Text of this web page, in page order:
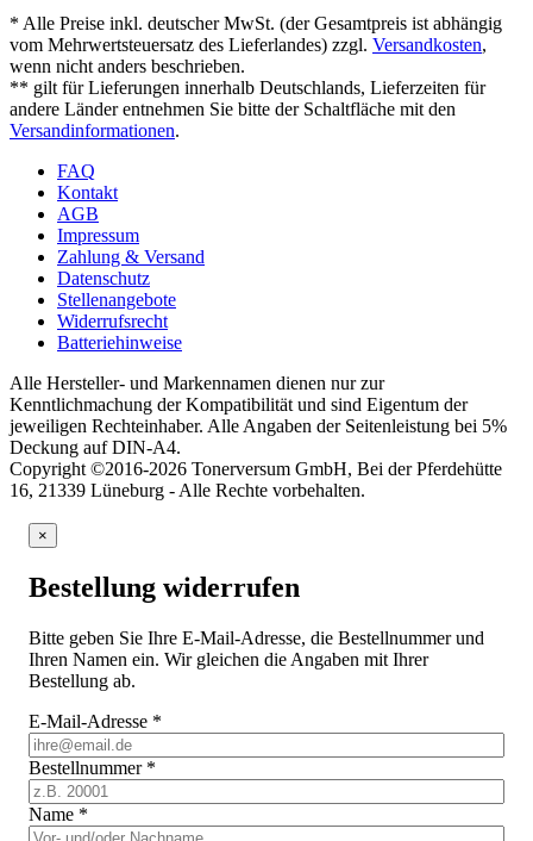
* Alle Preise inkl. deutscher MwSt. (der Gesamtpreis ist abhängig
vom Mehrwertsteuersatz des Lieferlandes) zzgl. Versandkosten,
wenn nicht anders beschrieben.
** gilt für Lieferungen innerhalb Deutschlands, Lieferzeiten für
andere Länder entnehmen Sie bitte der Schaltfläche mit den
Versandinformationen.
FAQ
Kontakt
AGB
Impressum
Zahlung & Versand
Datenschutz
Stellenangebote
Widerrufsrecht
Batteriehinweise
Alle Hersteller- und Markennamen dienen nur zur
Kenntlichmachung der Kompatibilität und sind Eigentum der
jeweiligen Rechteinhaber. Alle Angaben der Seitenleistung bei 5%
Deckung auf DIN-A4.
Copyright ©2016-2026 Tonerversum GmbH, Bei der Pferdehütte
16, 21339 Lüneburg - Alle Rechte vorbehalten.
×
Bestellung widerrufen
Bitte geben Sie Ihre E-Mail-Adresse, die Bestellnummer und
Ihren Namen ein. Wir gleichen die Angaben mit Ihrer
Bestellung ab.
E-Mail-Adresse *
Bestellnummer *
Name *